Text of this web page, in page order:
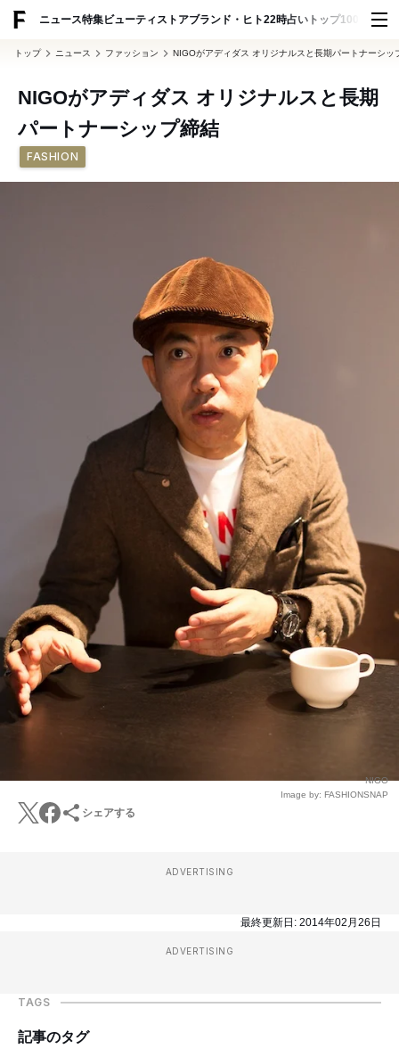
ニュース特集ビューティ ストアブランド・ヒト22時占い トップ100 スナッ
トップ ニュース ファッション NIGOがアディダス オリジナルスと長期パートナーシッ
NIGOがアディダス オリジナルスと長期
パートナーシップ締結
FASHION
NIGO
Image by: FASHIONSNAP
シェアする
ADVERTISING
最終更新日: 2014年02月26日
ADVERTISING
TAGS
記事のタグ